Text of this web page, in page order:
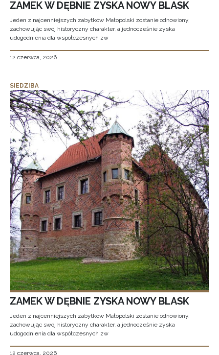
ZAMEK W DĘBNIE ZYSKA NOWY BLASK
Jeden z najcenniejszych zabytków Małopolski zostanie odnowiony,
zachowując swój historyczny charakter, a jednocześnie zyska
udogodnienia dla współczesnych zw
12 czerwca, 2026
SIEDZIBA
ZAMEK W DĘBNIE ZYSKA NOWY BLASK
Jeden z najcenniejszych zabytków Małopolski zostanie odnowiony,
zachowując swój historyczny charakter, a jednocześnie zyska
udogodnienia dla współczesnych zw
12 czerwca, 2026